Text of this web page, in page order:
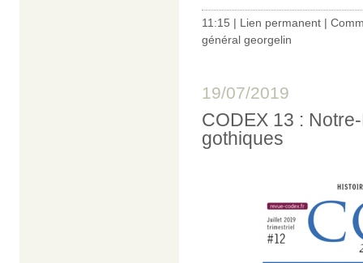
11:15 | Lien permanent |
général georgelin
19/07/2019
CODEX 13 :
gothiques